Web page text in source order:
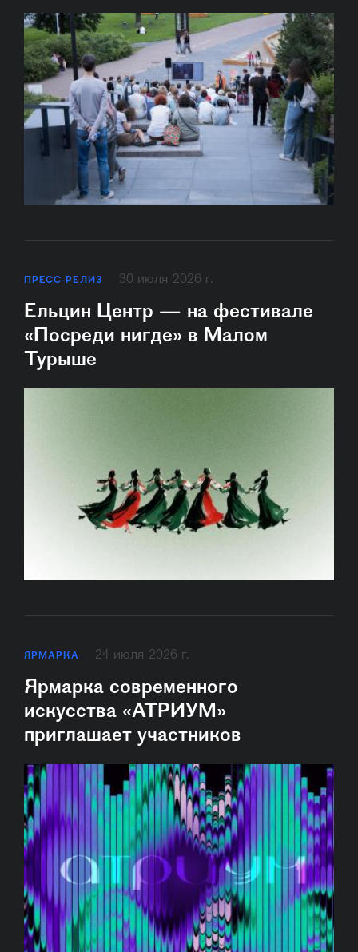
ПРЕСС-РЕЛИЗ 30 июля 2026 г.
Ельцин Центр — на фестивале
«Посреди нигде» в Малом
Турыше
ЯРМАРКА 24 июля 2026 г.
Ярмарка современного
искусства «АТРИУМ»
приглашает участников